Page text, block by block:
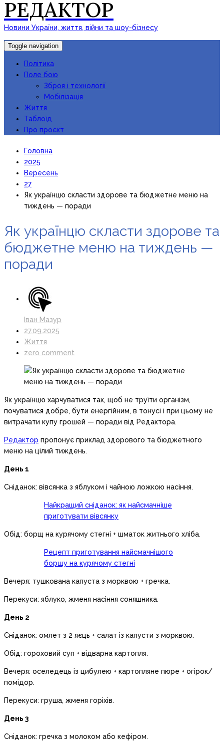
РЕДАКТОР
Новини України, життя, війни та шоу-бізнесу
Toggle navigation
Політика
Поле бою
Зброя і технології
Мобілізація
Життя
Таблоїд
Про проєкт
Головна
2025
Вересень
27
Як українцю скласти здорове та бюджетне меню на
тиждень — поради
Як українцю скласти здорове та
бюджетне меню на тиждень —
поради
Іван Мазур
27.09.2025
Життя
zero comment
Як українцю харчуватися так, щоб не труїти організм,
почуватися добре, бути енергійним, в тонусі і при цьому не
витрачати купу грошей — поради від Редактора.
Редактор пропонує приклад здорового та бюджетного
меню на цілий тиждень.
День 1
Сніданок: вівсянка з яблуком і чайною ложкою насіння.
Найкращий сніданок: як найсмачніше
приготувати вівсянку
Обід: борщ на курячому стегні + шматок житнього хліба.
Рецепт приготування найсмачнішого
борщу на курячому стегні
Вечеря: тушкована капуста з морквою + гречка.
Перекуси: яблуко, жменя насіння соняшника.
День 2
Сніданок: омлет з 2 яєць + салат із капусти з морквою.
Обід: гороховий суп + відварна картопля.
Вечеря: оселедець із цибулею + картопляне пюре + огірок/
помідор.
Перекуси: груша, жменя горіхів.
День 3
Сніданок: гречка з молоком або кефіром.